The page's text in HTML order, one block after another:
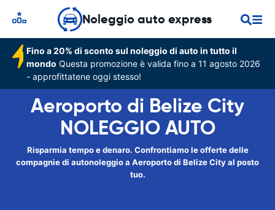
Noleggio auto express
Fino a 20% di sconto sul noleggio di auto in tutto il
mondo Questa promozione è valida fino a 11 agosto 2026
- approfittatene oggi stesso!
Aeroporto di Belize City
NOLEGGIO AUTO
Risparmia tempo e denaro. Confrontiamo le offerte delle
compagnie di autonoleggio a Aeroporto di Belize City al posto
tuo.